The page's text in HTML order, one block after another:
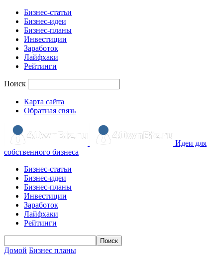
Бизнес-статьи
Бизнес-идеи
Бизнес-планы
Инвестиции
Заработок
Лайфхаки
Рейтинги
Поиск
Карта сайта
Обратная связь
Идеи для
собственного бизнеса
Бизнес-статьи
Бизнес-идеи
Бизнес-планы
Инвестиции
Заработок
Лайфхаки
Рейтинги
Домой Бизнес планы